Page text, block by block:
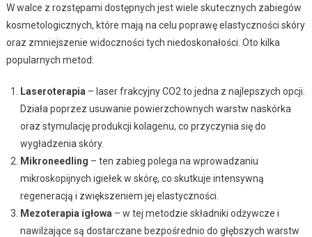
W walce z rozstępami dostępnych jest wiele skutecznych zabiegów
kosmetologicznych, które mają na celu poprawę elastyczności skóry
oraz zmniejszenie widoczności tych niedoskonałości. Oto kilka
popularnych metod:
Laseroterapia – laser frakcyjny CO2 to jedna z najlepszych opcji.
Działa poprzez usuwanie powierzchownych warstw naskórka
oraz stymulację produkcji kolagenu, co przyczynia się do
wygładzenia skóry.
Mikroneedling – ten zabieg polega na wprowadzaniu
mikroskopijnych igiełek w skórę, co skutkuje intensywną
regeneracją i zwiększeniem jej elastyczności.
Mezoterapia igłowa – w tej metodzie składniki odżywcze i
nawilżające są dostarczane bezpośrednio do głębszych warstw